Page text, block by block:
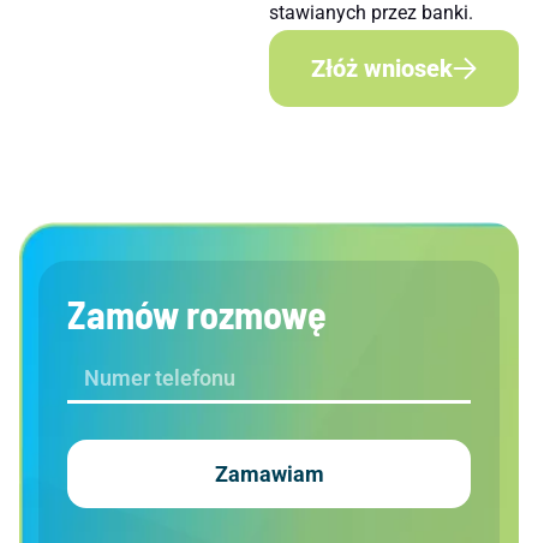
stawianych przez banki.
Złóż wniosek
Zamów rozmowę
Zamawiam